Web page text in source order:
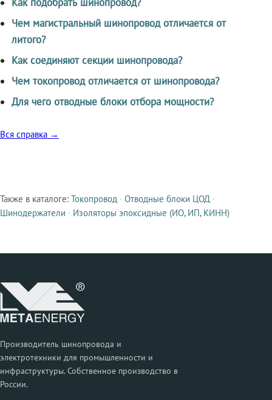
Чем магистральный шинопровод отличается от
литого?
Как соединяют секции шинопровода?
Чем токопровод отличается от шинопровода?
Для чего отводные блоки отбора мощности?
Вся справка →
Смежные продукты
Также в каталоге: Токопровод · Отводные блоки ЦОД ·
Шинодержатели · Изоляторы эпоксидные (ИО, ИП, КИНН)
Производитель шинопровода и
электротехники для промышленности и
инфраструктуры. Собственное производство в
России.